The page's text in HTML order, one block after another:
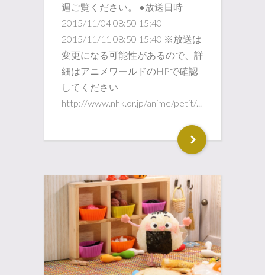
週ご覧ください。 ●放送日時
2015/11/04 08:50 15:40
2015/11/11 08:50 15:40 ※放送は
変更になる可能性があるので、詳
細はアニメワールドのHPで確認
してください
http://www.nhk.or.jp/anime/petit/...